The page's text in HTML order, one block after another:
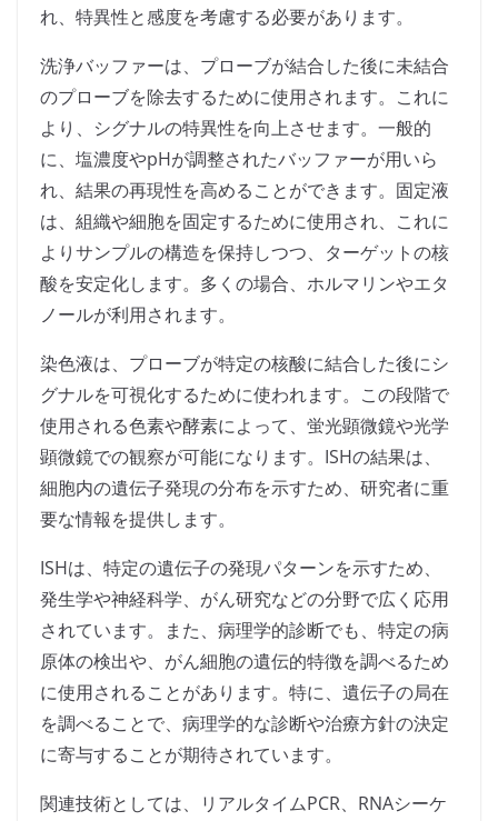
れ、特異性と感度を考慮する必要があります。
洗浄バッファーは、プローブが結合した後に未結合
のプローブを除去するために使用されます。これに
より、シグナルの特異性を向上させます。一般的
に、塩濃度やpHが調整されたバッファーが用いら
れ、結果の再現性を高めることができます。固定液
は、組織や細胞を固定するために使用され、これに
よりサンプルの構造を保持しつつ、ターゲットの核
酸を安定化します。多くの場合、ホルマリンやエタ
ノールが利用されます。
染色液は、プローブが特定の核酸に結合した後にシ
グナルを可視化するために使われます。この段階で
使用される色素や酵素によって、蛍光顕微鏡や光学
顕微鏡での観察が可能になります。ISHの結果は、
細胞内の遺伝子発現の分布を示すため、研究者に重
要な情報を提供します。
ISHは、特定の遺伝子の発現パターンを示すため、
発生学や神経科学、がん研究などの分野で広く応用
されています。また、病理学的診断でも、特定の病
原体の検出や、がん細胞の遺伝的特徴を調べるため
に使用されることがあります。特に、遺伝子の局在
を調べることで、病理学的な診断や治療方針の決定
に寄与することが期待されています。
関連技術としては、リアルタイムPCR、RNAシーケ